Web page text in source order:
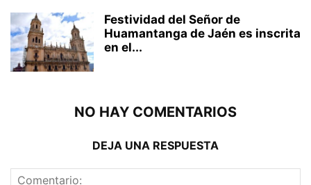
Festividad del Señor de
Huamantanga de Jaén es inscrita
en el...
NO HAY COMENTARIOS
DEJA UNA RESPUESTA